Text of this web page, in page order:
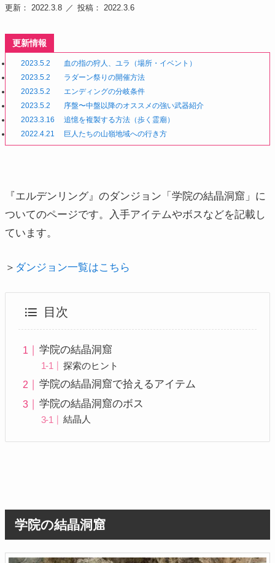
更新： 2022.3.8 投稿： 2022.3.6
更新情報
2023.5.2
血の指の狩人、ユラ（場所・イベント）
2023.5.2
ラダーン祭りの開催方法
2023.5.2
エンディングの分岐条件
2023.5.2
序盤〜中盤以降のオススメの強い武器紹介
2023.3.16
追憶を複製する方法（歩く霊廟）
2022.4.21
巨人たちの山嶺地域への行き方
『エルデンリング』のダンジョン「学院の結晶洞窟」に
ついてのページです。入手アイテムやボスなどを記載し
ています。
＞ ダンジョン一覧はこちら
目次
学院の結晶洞窟
探索のヒント
学院の結晶洞窟で拾えるアイテム
学院の結晶洞窟のボス
結晶人
学院の結晶洞窟